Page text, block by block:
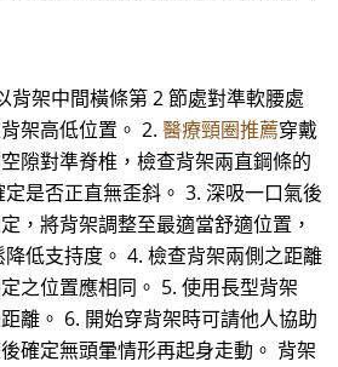
背架中間橫條第 2 節處對準軟腰處
架高低位置。 2. 醫療頸圈推薦穿戴
隙對準脊椎，檢查背架兩直鋼條的
是否正直無歪斜。 3. 深吸一口氣後
，將背架調整至最適當舒適位置，
低支持度。 4. 檢查背架兩側之距離
之位置應相同。 5. 使用長型背架
離。 6. 開始穿背架時可請他人協助
確定無頭暈情形再起身走動。 背架